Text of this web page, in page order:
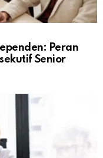
Peran
Senior